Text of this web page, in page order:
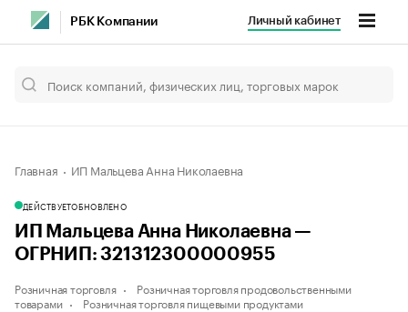
РБК Компании Личный кабинет
Главная ИП Мальцева Анна Николаевна
ДЕЙСТВУЕТОБНОВЛЕНО
ИП Мальцева Анна Николаевна —
ОГРНИП: 321312300000955
Розничная торговля
Розничная торговля продовольственными
товарами
Розничная торговля пищевыми продуктами